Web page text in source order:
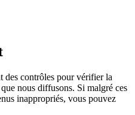
des contrôles pour vérifier la
nous diffusons. Si malgré ces
inappropriés, vous pouvez